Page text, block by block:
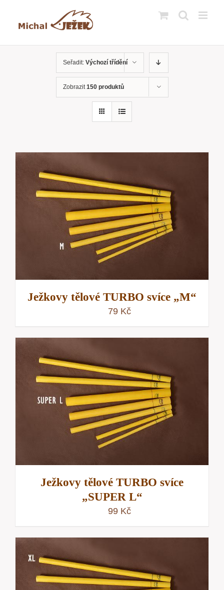
Seřadit: Výchozí třídění
Zobrazit150 produktů
Ježkovy tělové TURBO svíce „M“
79 Kč
Ježkovy tělové TURBO svíce
„SUPER L“
99 Kč